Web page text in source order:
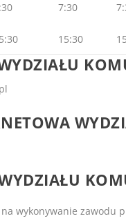
7:30
15:30
wykonywanie zawodu